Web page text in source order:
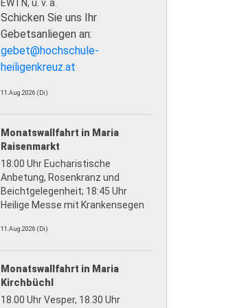
EWTN, u. v. a.
Schicken Sie uns Ihr
Gebetsanliegen an:
gebet@hochschule-
heiligenkreuz.at
11.Aug.2026 (Di)
Monatswallfahrt in Maria
Raisenmarkt
18:00 Uhr Eucharistische
Anbetung, Rosenkranz und
Beichtgelegenheit; 18:45 Uhr
Heilige Messe mit Krankensegen
11.Aug.2026 (Di)
Monatswallfahrt in Maria
Kirchbüchl
18.00 Uhr Vesper, 18.30 Uhr